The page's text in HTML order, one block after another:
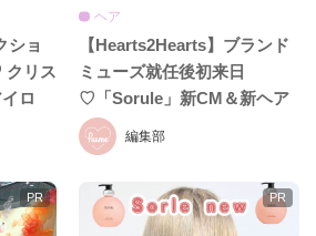
ショ
クリス
ロ
で新
編集部
ヘア
【Hearts2Hearts】ブランド
ミューズ就任後初来日
♡「Sorule」新CM＆新ヘア
ケアライン発表イベント